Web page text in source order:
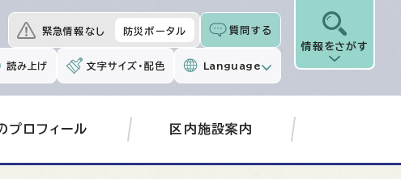
緊急情報なし 防災ポータル 質問する
読み上げ 文字サイズ・配色 Language
情報をさがす
プロフィール 区内施設案内